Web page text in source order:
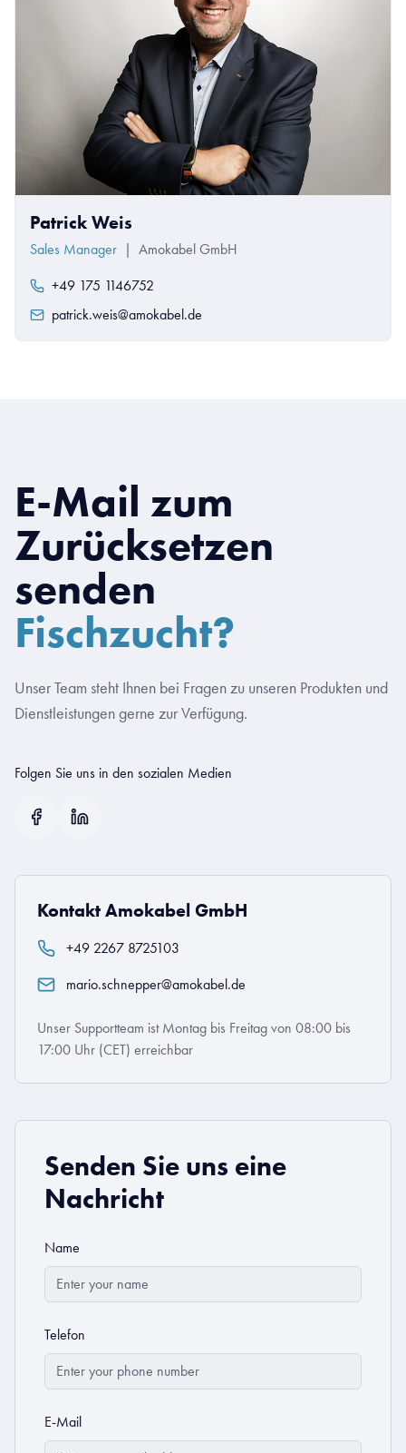
Patrick Weis
Sales Manager | Amokabel GmbH
+49 175 1146752
patrick.weis@amokabel.de
E-Mail zum
Zurücksetzen
senden
Fischzucht?
Unser Team steht Ihnen bei Fragen zu unseren Produkten und
Dienstleistungen gerne zur Verfügung.
Folgen Sie uns in den sozialen Medien
Kontakt Amokabel GmbH
+49 2267 8725103
mario.schnepper@amokabel.de
Unser Supportteam ist Montag bis Freitag von 08:00 bis
17:00 Uhr (CET) erreichbar
Senden Sie uns eine
Nachricht
Name
Telefon
E-Mail